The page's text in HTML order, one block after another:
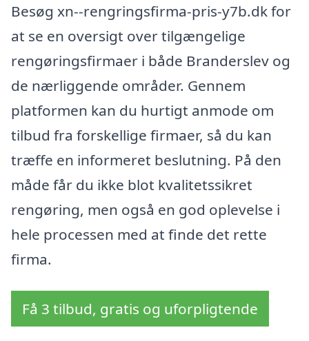
Besøg xn--rengringsfirma-pris-y7b.dk for
at se en oversigt over tilgængelige
rengøringsfirmaer i både Branderslev og
de nærliggende områder. Gennem
platformen kan du hurtigt anmode om
tilbud fra forskellige firmaer, så du kan
træffe en informeret beslutning. På den
måde får du ikke blot kvalitetssikret
rengøring, men også en god oplevelse i
hele processen med at finde det rette
firma.
Få 3 tilbud, gratis og uforpligtende